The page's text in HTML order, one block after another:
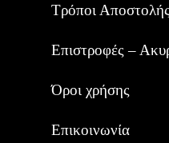
Τρόποι
Επιστροφές –
Όροι χρήσης
Επικοινωνία